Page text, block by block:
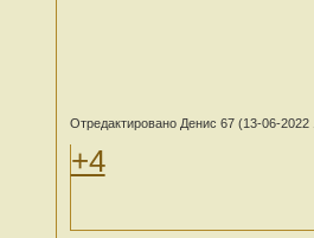
Отредактировано Денис 67 (13-06-2022
+4